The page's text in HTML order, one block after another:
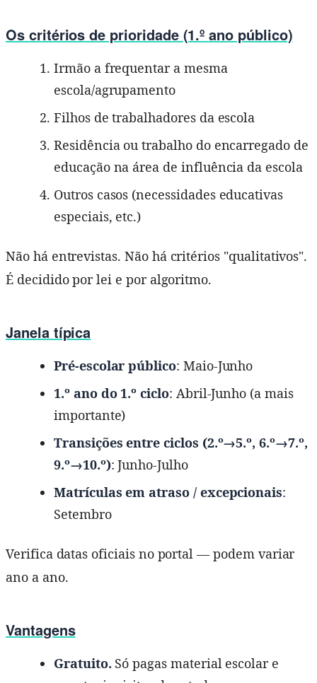
Os critérios de prioridade (1.º ano público)
Irmão a frequentar a mesma
escola/agrupamento
Filhos de trabalhadores da escola
Residência ou trabalho do encarregado de
educação na área de influência da escola
Outros casos (necessidades educativas
especiais, etc.)
Não há entrevistas. Não há critérios "qualitativos".
É decidido por lei e por algoritmo.
Janela típica
Pré-escolar público: Maio-Junho
1.º ano do 1.º ciclo: Abril-Junho (a mais
importante)
Transições entre ciclos (2.º→5.º, 6.º→7.º,
9.º→10.º): Junho-Julho
Matrículas em atraso / excepcionais:
Setembro
Verifica datas oficiais no portal — podem variar
ano a ano.
Vantagens
Gratuito. Só pagas material escolar e